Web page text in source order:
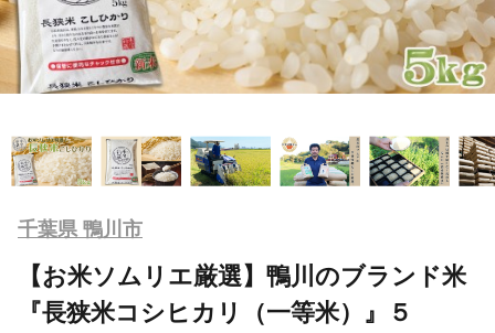
千葉県 鴨川市
【お米ソムリエ厳選】鴨川のブランド米
『長狭米コシヒカリ（一等米）』５